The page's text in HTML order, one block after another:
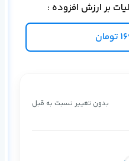
بر ارزش افزوده :
تومان
بدون تغییر نسبت به قبل